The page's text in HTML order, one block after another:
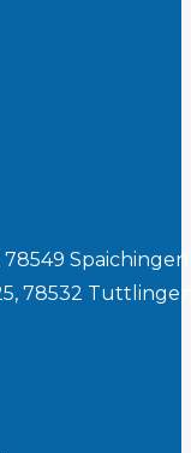
Spaichingen
78532